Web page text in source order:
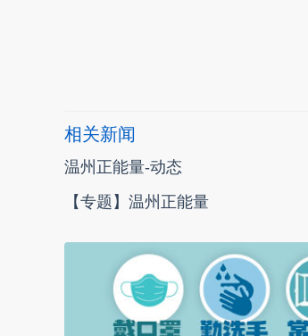
相关新闻
温州正能量-动态
【专题】温州正能量